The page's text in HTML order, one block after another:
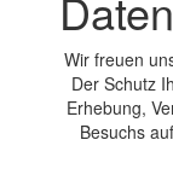
Wir freuen
Der Schutz
Erhebung,
Besuchs